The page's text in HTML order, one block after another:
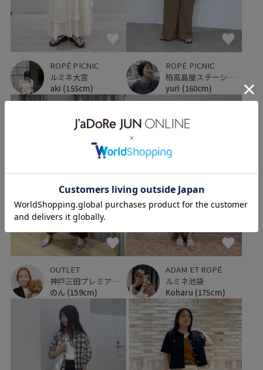
ROPÉ PICNIC
ルミネ大宮
aki (155cm)
ROPÉ PICNIC
柏高島屋ステーションモール
yuri (160cm)
OUTLET
神戸三田プレミアム・アウトレット
のん (159cm)
ADAM ET ROPÉ
ルミネ池袋
Koharu (175cm)